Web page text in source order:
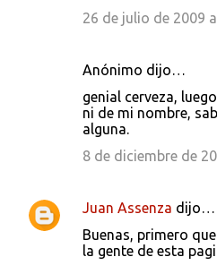
26 de julio de 2009
Anónimo dijo…
genial cerveza,
ni de mi nombre,
alguna.
8 de diciembre de
Juan Assenza dijo…
Buenas, primero
la gente de esta